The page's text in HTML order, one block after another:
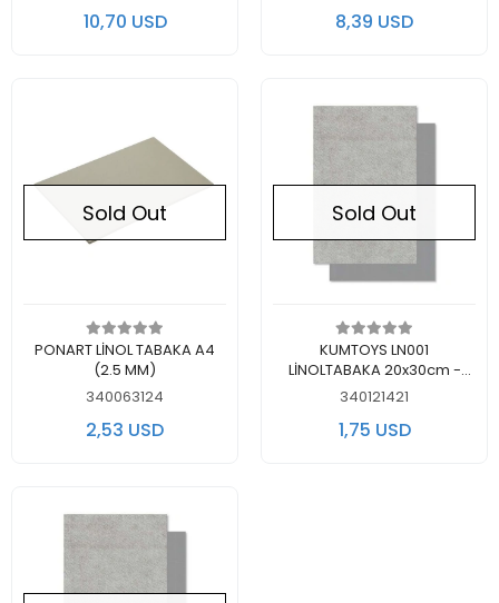
10,70 USD 8,39 USD
Out of stock
Sold Out
PONART LİNOL TABAKA A4
(2.5 MM)
340063124
2,53 USD
Out of stock
Sold Out
KUMTOYS LN001
LİNOLTABAKA 20x30cm -
TEKLİ
340121421
1,75 USD